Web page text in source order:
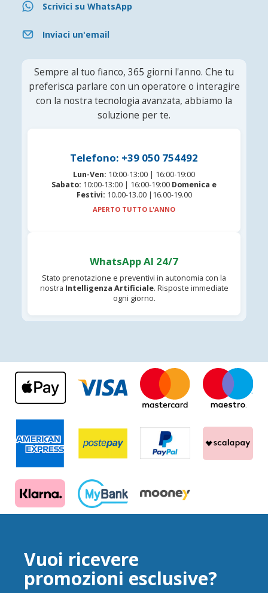
Scrivici su WhatsApp
Inviaci un'email
Sempre al tuo fianco, 365 giorni l'anno. Che tu
preferisca parlare con un operatore o interagire
con la nostra tecnologia avanzata, abbiamo la
soluzione per te.
Telefono: +39 050 754492
Lun-Ven: 10:00-13:00 | 16:00-19:00
Sabato: 10:00-13:00 | 16:00-19:00 Domenica e
Festivi: 10.00-13.00 |16.00-19.00
APERTO TUTTO L'ANNO
WhatsApp AI 24/7
Stato prenotazione e preventivi in autonomia con la
nostra Intelligenza Artificiale. Risposte immediate
ogni giorno.
Vuoi ricevere
promozioni esclusive?